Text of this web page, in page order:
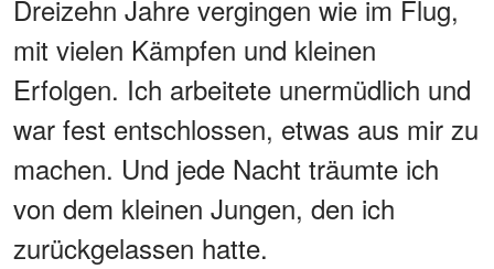
Dreizehn Jahre vergingen wie im Flug,
mit vielen Kämpfen und kleinen
Erfolgen. Ich arbeitete unermüdlich und
war fest entschlossen, etwas aus mir zu
machen. Und jede Nacht träumte ich
von dem kleinen Jungen, den ich
zurückgelassen hatte.